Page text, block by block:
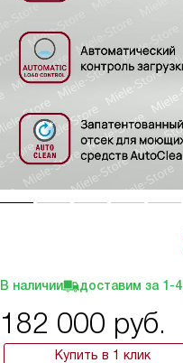
В наличии доставим за 1-4
182 000 руб.
Купить в 1 клик